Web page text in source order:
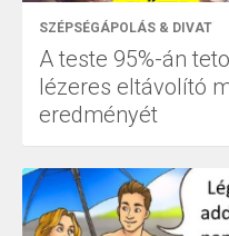
SZÉPSÉGÁPOLÁS & DIVAT
A teste 95%-án
lézeres eltávolító
eredményét